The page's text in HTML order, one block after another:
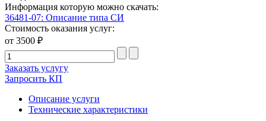
Информация которую можно скачать:
36481-07: Описание типа СИ
Стоимость оказания услуг:
от 3500 ₽
Заказать услугу
Запросить КП
Описание услуги
Технические характеристики